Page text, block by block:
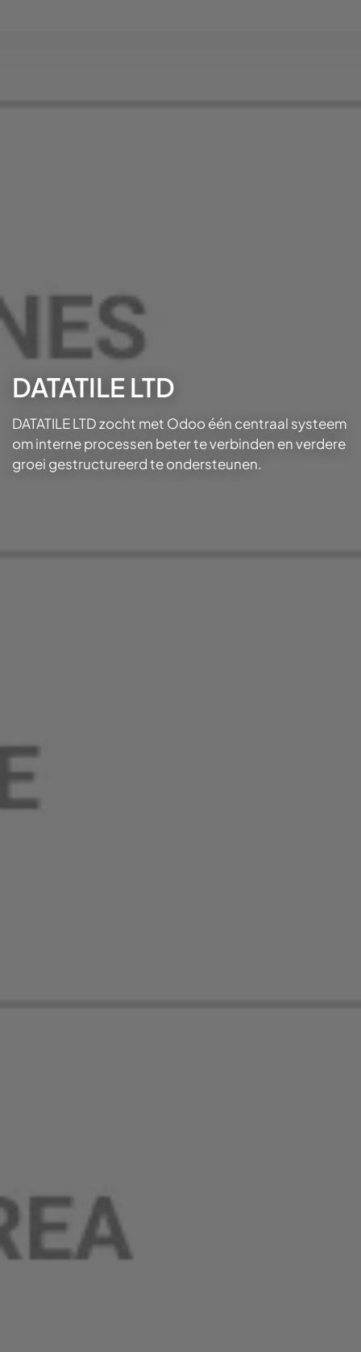
DATATILE LTD
DATATILE LTD zocht met Odoo één centraal systeem
om interne processen beter te verbinden en verdere
groei gestructureerd te ondersteunen.